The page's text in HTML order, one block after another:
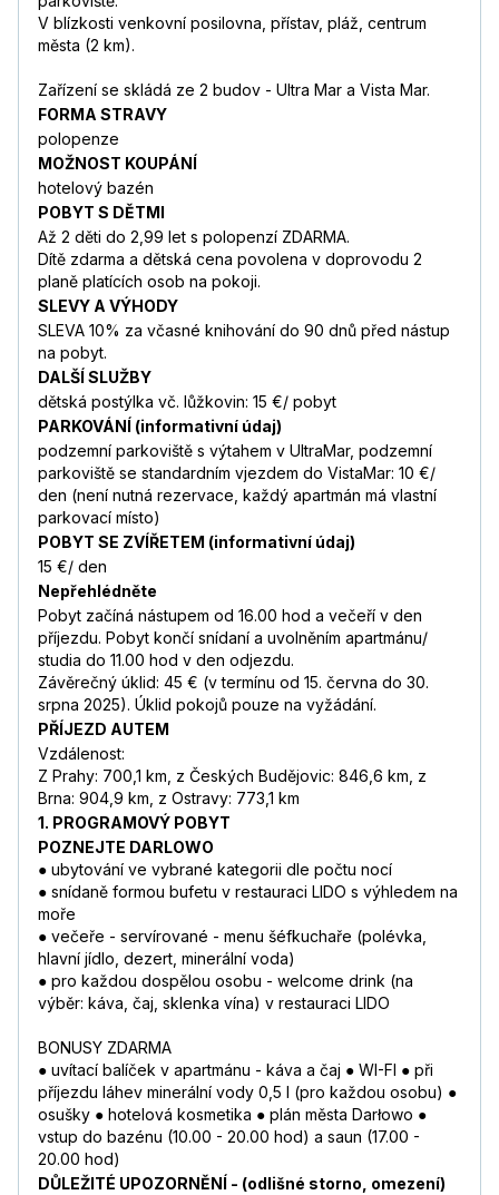
V blízkosti venkovní posilovna, přístav, pláž, centrum
města (2 km).
Zařízení se skládá ze 2 budov - Ultra Mar a Vista Mar.
FORMA STRAVY
polopenze
MOŽNOST KOUPÁNÍ
hotelový bazén
POBYT S DĚTMI
Až 2 děti do 2,99 let s polopenzí ZDARMA.
Dítě zdarma a dětská cena povolena v doprovodu 2
planě platících osob na pokoji.
SLEVY A VÝHODY
SLEVA 10% za včasné knihování do 90 dnů před nástup
na pobyt.
DALŠÍ SLUŽBY
dětská postýlka vč. lůžkovin: 15 €/ pobyt
PARKOVÁNÍ (informativní údaj)
podzemní parkoviště s výtahem v UltraMar, podzemní
parkoviště se standardním vjezdem do VistaMar: 10 €/
den (není nutná rezervace, každý apartmán má vlastní
parkovací místo)
POBYT SE ZVÍŘETEM (informativní údaj)
15 €/ den
Nepřehlédněte
Pobyt začíná nástupem od 16.00 hod a večeří v den
příjezdu. Pobyt končí snídaní a uvolněním apartmánu/
studia do 11.00 hod v den odjezdu.
Závěrečný úklid: 45 € (v termínu od 15. června do 30.
srpna 2025). Úklid pokojů pouze na vyžádání.
PŘÍJEZD AUTEM
Vzdálenost:
Z Prahy: 700,1 km, z Českých Budějovic: 846,6 km, z
Brna: 904,9 km, z Ostravy: 773,1 km
1. PROGRAMOVÝ POBYT
POZNEJTE DARLOWO
● ubytování ve vybrané kategorii dle počtu nocí
● snídaně formou bufetu v restauraci LIDO s výhledem na
moře
● večeře - servírované - menu šéfkuchaře (polévka,
hlavní jídlo, dezert, minerální voda)
● pro každou dospělou osobu - welcome drink (na
výběr: káva, čaj, sklenka vína) v restauraci LIDO
BONUSY ZDARMA
● uvítací balíček v apartmánu - káva a čaj ● WI-FI ● při
příjezdu láhev minerální vody 0,5 l (pro každou osobu) ●
osušky ● hotelová kosmetika ● plán města Darłowo ●
vstup do bazénu (10.00 - 20.00 hod) a saun (17.00 -
20.00 hod)
DŮLEŽITÉ UPOZORNĚNÍ - (odlišné storno, omezení)